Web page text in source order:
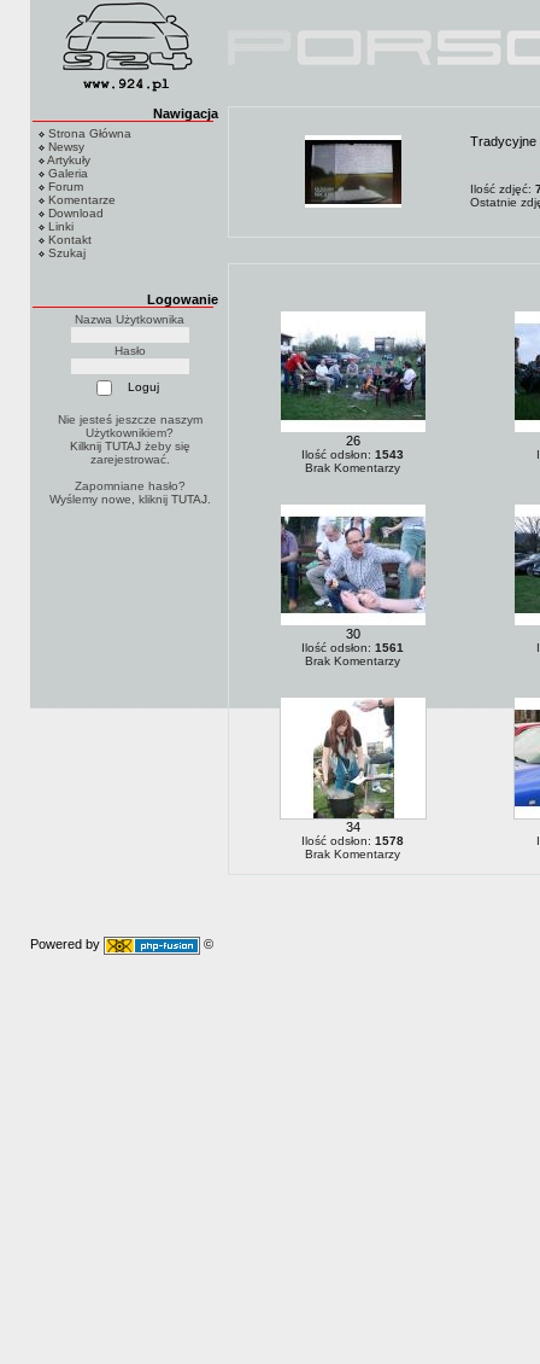
Nawigacja
Strona Główna
Newsy
Artykuły
Galeria
Forum
Komentarze
Download
Linki
Kontakt
Szukaj
Logowanie
Nazwa Użytkownika
Hasło
Nie jesteś jeszcze naszym
Użytkownikiem?
Kilknij TUTAJżeby się
zarejestrować.
Zapomniane hasło?
Wyślemy nowe, kliknij TUTAJ.
Tradycyjne
Ilość zdjęć:
Ostatnie
26
Ilość odsłon: 1543
Brak Komentarzy
30
Ilość odsłon: 1561
Brak Komentarzy
34
Ilość odsłon: 1578
Brak Komentarzy
Powered by ©